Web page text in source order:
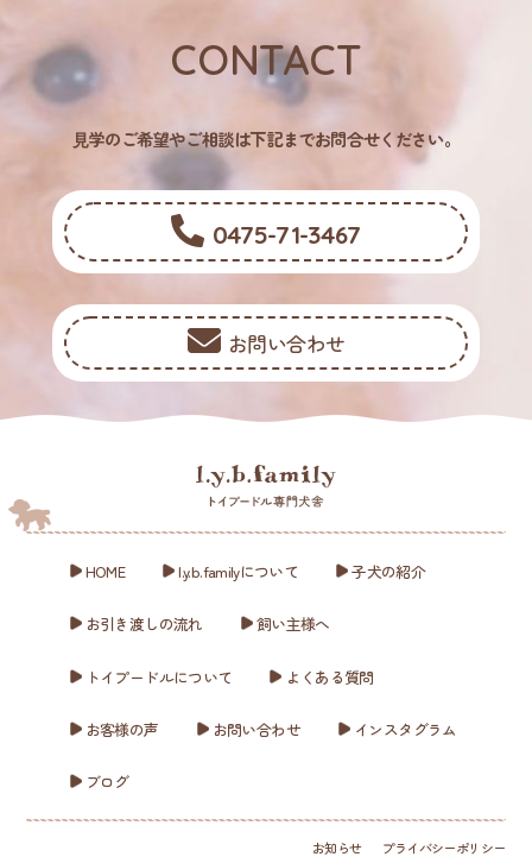
CONTACT
⾒学のご希望やご相談は下記までお問合せください。
0475-71-3467
お問い合わせ
HOME l.y.b.familyについて 子犬の紹介
お引き渡しの流れ 飼い主様へ
トイプードルについて よくある質問
お客様の声 お問い合わせ インスタグラム
ブログ
お知らせ プライバシーポリシー